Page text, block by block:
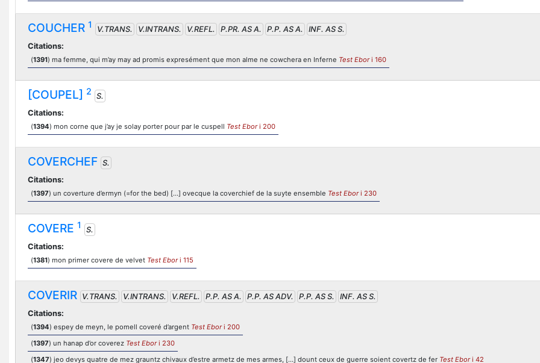
COUCHER 1 V.TRANS. V.INTRANS. V.REFL. P.PR. AS A. P.P. AS A.
INF. AS S.
Citations:
(1391) ma femme, qui m’ay may ad promis expresément que mon alme ne cowchera en Inferne Test Ebori 160
[COUPEL] 2 S.
Citations:
(1394) mon corne que j’ay je solay porter pour par le cuspell Test Ebori 200
COVERCHEF S.
Citations:
(1397) un coverture d’ermyn (=for the bed) […] ovecque la coverchief de la suyte ensemble Test Ebori 230
COVERE 1
S.
Citations:
(1381) mon primer covere de velvet Test Ebori 115
COVERIR V.TRANS. V.INTRANS. V.REFL. P.P. AS A. P.P. AS ADV. P.P. AS S.
INF. AS S.
Citations:
(1394) espey de meyn, le pomell coveré d’argent Test Ebori 200
(1397) un hanap d’or coverez Test Ebori 230
(1347) jeo devys quatre de mez grauntz chivaux d’estre armetz de mes armes, […] dount ceux de guerre soient covertz de fer Test Ebori 42